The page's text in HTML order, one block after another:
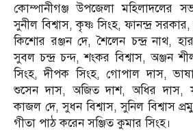
কোম্পানীগঞ্জ উপজেলা মহিলাদলের
সুনীল বিশ্বাস, কৃষ্ণ সিংহ, ফানন্দ্র
কিশোর রঞ্জন দে, শৈলেন চন্দ্র নাথ,
সুবল চন্দ্র চন্দ, শংকর বিশ্বাস, অঞ্জন
সিংহ, দীপক সিংহ, গোপাল দাস,
শুসেন দাস, অজিত দাশ, অধির দাস,
কাজল দে, সুধন বিশ্বাস, সুনিল বিশ্বাস
গীতা পাঠ করেন সঞ্জিত কুমার সিংহ।